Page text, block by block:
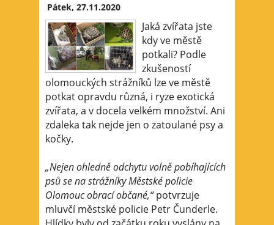
Pátek, 27.11.2020
Jaká zvířata jste
kdy ve městě
potkali? Podle
zkušeností
olomouckých strážníků lze ve městě
potkat opravdu různá, i ryze exotická
zvířata, a v docela velkém množství. Ani
zdaleka tak nejde jen o zatoulané psy a
kočky.
„Nejen ohledně odchytu volně pobíhajících
psů se na strážníky Městské policie
Olomouc obrací občané,“potvrzuje
mluvčí městské policie Petr Čunderle.